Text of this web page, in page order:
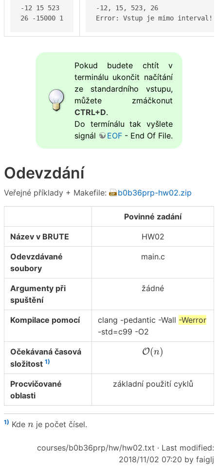
-12 15 523
26 -15000 1
-12, 15, 523, 26
Error: Vstup je mimo interval!
Pokud budete chtít v
terminálu ukončit načítání
ze standardního vstupu,
můžete zmáčkonut
CTRL+D.
Do termínálu tak vyšlete
signál
EOF- End Of File.
Odevzdání
Veřejné příklady + Makefile: b0b36prp-hw02.zip
Povinné zadání
Název v BRUTE HW02
Odevzdávané
soubory
main.c
Argumenty při
spuštění
žádné
Kompilace pomocí clang -pedantic -Wall -Werror
-std=c99 -O2
Očekávaná časová
složitost 1)
O(n)
O(n )
Procvičované
oblasti
základní použití cyklů
1) Kde n
n je počet čísel.
courses/b0b36prp/hw/hw02.txt · Last modified:
2018/11/02 07:20 by faiglj